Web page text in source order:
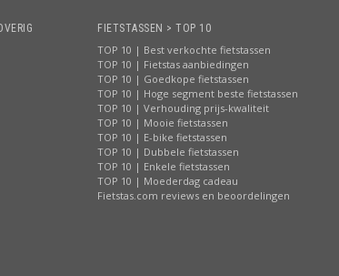
FIETSTASSEN > TOP 10
TOP 10 | Best verkochte fietstassen
TOP 10 | Fietstas aanbiedingen
TOP 10 | Goedkope fietstassen
TOP 10 | Hoge segment beste fietstassen
TOP 10 | Verhouding prijs-kwaliteit
TOP 10 | Mooie fietstassen
TOP 10 | E-bike fietstassen
TOP 10 | Dubbele fietstassen
TOP 10 | Enkele fietstassen
TOP 10 | Moederdag cadeau
Fietstas.com reviews en beoordelingen